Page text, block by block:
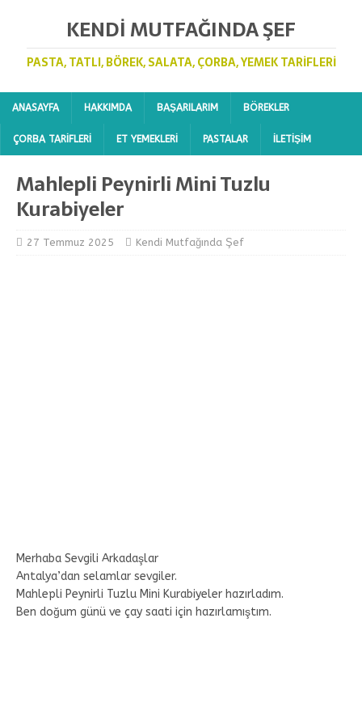
KENDI MUTFAĞINDA ŞEF
PASTA, TATLI, BÖREK, SALATA, ÇORBA, YEMEK TARIFLERI
ANASAYFA HAKKIMDA BAŞARILARIM BÖREKLER
ÇORBA TARIFLERI ET YEMEKLERI PASTALAR İLETIŞIM
Mahlepli Peynirli Mini Tuzlu
Kurabiyeler
27 Temmuz 2025 Kendi Mutfağında Şef
Merhaba Sevgili Arkadaşlar
Antalya’dan selamlar sevgiler.
Mahlepli Peynirli Tuzlu Mini Kurabiyeler hazırladım.
Ben doğum günü ve çay saati için hazırlamıştım.